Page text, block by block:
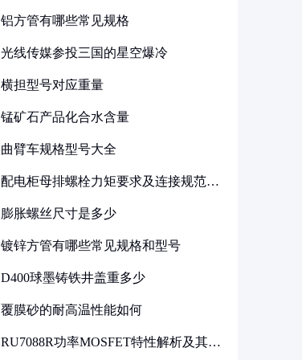
铝方管有哪些常见规格
光线传媒参投三国的星空爆冷
横担型号对应重量
锰矿石产品化合水含量
曲臂车规格型号大全
配电柜母排螺栓力矩要求及连接规范详
膨胀螺丝尺寸是多少
镀锌方管有哪些常见规格和型号
D400球墨铸铁井盖重多少
覆膜砂的耐高温性能如何
RU7088R功率MOSFET特性解析及其在